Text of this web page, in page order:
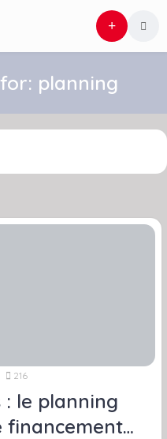
planning
216
: le planning
financement